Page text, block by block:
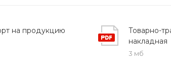
на продукцию
Товарно-
накладная
3 мб